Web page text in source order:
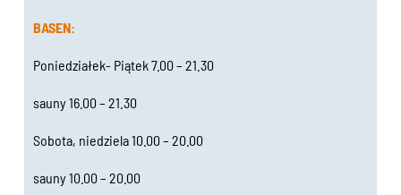
BASEN:
Poniedziałek- Piątek 7.00 – 21.30
sauny 16.00 – 21.30
Sobota, niedziela 10.00 – 20.00
sauny 10.00 – 20.00